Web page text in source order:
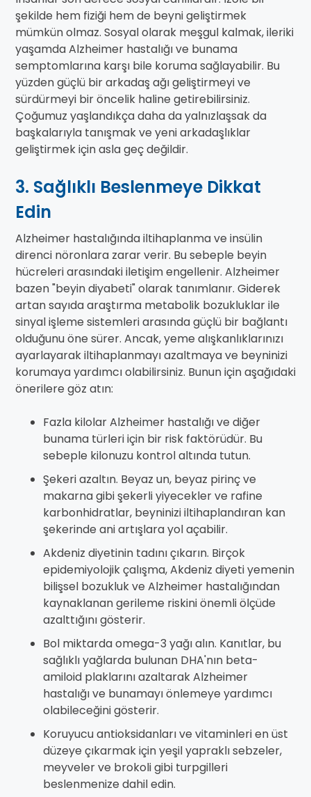
şekilde hem fiziği hem de beyni geliştirmek
mümkün olmaz. Sosyal olarak meşgul kalmak, ileriki
yaşamda Alzheimer hastalığı ve bunama
semptomlarına karşı bile koruma sağlayabilir. Bu
yüzden güçlü bir arkadaş ağı geliştirmeyi ve
sürdürmeyi bir öncelik haline getirebilirsiniz.
Çoğumuz yaşlandıkça daha da yalnızlaşsak da
başkalarıyla tanışmak ve yeni arkadaşlıklar
geliştirmek için asla geç değildir.
3. Sağlıklı Beslenmeye Dikkat
Edin
Alzheimer hastalığında iltihaplanma ve insülin
direnci nöronlara zarar verir. Bu sebeple beyin
hücreleri arasındaki iletişim engellenir. Alzheimer
bazen "beyin diyabeti" olarak tanımlanır. Giderek
artan sayıda araştırma metabolik bozukluklar ile
sinyal işleme sistemleri arasında güçlü bir bağlantı
olduğunu öne sürer. Ancak, yeme alışkanlıklarınızı
ayarlayarak iltihaplanmayı azaltmaya ve beyninizi
korumaya yardımcı olabilirsiniz. Bunun için aşağıdaki
önerilere göz atın:
Fazla kilolar Alzheimer hastalığı ve diğer
bunama türleri için bir risk faktörüdür. Bu
sebeple kilonuzu kontrol altında tutun.
Şekeri azaltın. Beyaz un, beyaz pirinç ve
makarna gibi şekerli yiyecekler ve rafine
karbonhidratlar, beyninizi iltihaplandıran kan
şekerinde ani artışlara yol açabilir.
Akdeniz diyetinin tadını çıkarın. Birçok
epidemiyolojik çalışma, Akdeniz diyeti yemenin
bilişsel bozukluk ve Alzheimer hastalığından
kaynaklanan gerileme riskini önemli ölçüde
azalttığını gösterir.
Bol miktarda omega-3 yağı alın. Kanıtlar, bu
sağlıklı yağlarda bulunan DHA'nın beta-
amiloid plaklarını azaltarak Alzheimer
hastalığı ve bunamayı önlemeye yardımcı
olabileceğini gösterir.
Koruyucu antioksidanları ve vitaminleri en üst
düzeye çıkarmak için yeşil yapraklı sebzeler,
meyveler ve brokoli gibi turpgilleri
beslenmenize dahil edin.